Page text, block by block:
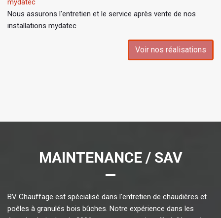
mydatec
Nous assurons l'entretien et le service après vente de nos
installations mydatec
Voir nos réalisations
MAINTENANCE / SAV
BV Chauffage est spécialisé dans l'entretien de chaudières et
poêles à granulés bois bûches. Notre expérience dans les